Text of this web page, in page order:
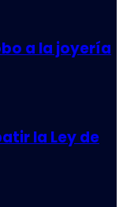
a la joyería
la Ley de